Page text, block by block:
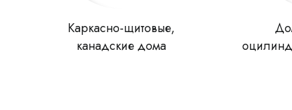
Каркасно-щитовые,
канадские дома